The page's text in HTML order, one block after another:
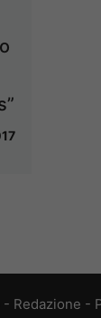
- Redazione -